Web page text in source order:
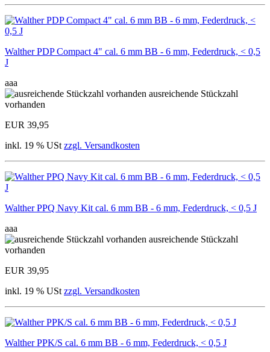
Walther PDP Compact 4" cal. 6 mm BB - 6 mm, Federdruck, < 0,5
J
aaa
ausreichende Stückzahl
vorhanden
EUR 39,95
inkl. 19 % USt zzgl. Versandkosten
Walther PPQ Navy Kit cal. 6 mm BB - 6 mm, Federdruck, < 0,5 J
aaa
ausreichende Stückzahl
vorhanden
EUR 39,95
inkl. 19 % USt zzgl. Versandkosten
Walther PPK/S cal. 6 mm BB - 6 mm, Federdruck, < 0,5 J